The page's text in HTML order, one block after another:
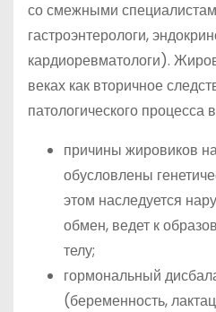
со смежными
гастроэнтерологи,
кардиоревматологи).
веках как вторичное
патологического процесса
причины жировиков
обусловлены
этом наследуется
обмен, ведет к
телу;
гормональный
(беременность,